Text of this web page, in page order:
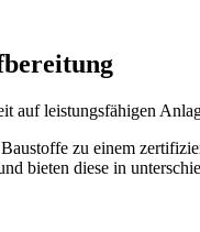
auf leistungsfähigen
zu einem
bieten diese in